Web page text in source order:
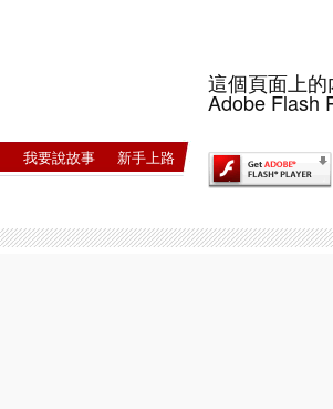
這個頁面上
Adobe Flash
我要說故事 新手上路